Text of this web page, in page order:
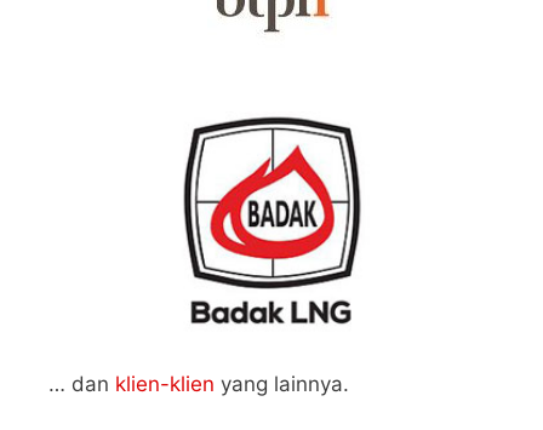
… dan klien-klien yang lainnya.